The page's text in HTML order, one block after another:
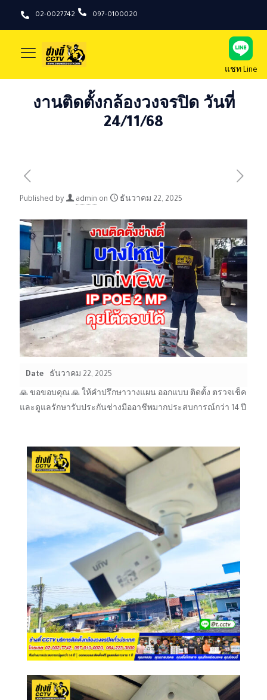
02-0027742 097-0100020
แชท Line
งานติดตั้งกล้องวงจรปิด วันที่
24/11/68
Published by admin on ธันวาคม 22, 2025
Date ธันวาคม 22, 2025
🙏 ขอขอบคุณ 🙏 ให้คำปรึกษาวางแผน ออกแบบ ติดตั้ง ตรวจเช็ค
และดูแลรักษารับประกันช่างมืออาชีพมากประสบการณ์กว่า 14 ปี